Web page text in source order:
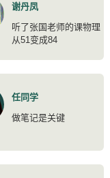
谢丹凤
听了张国老师的课物理
从51变成84
任同学
做笔记是关键